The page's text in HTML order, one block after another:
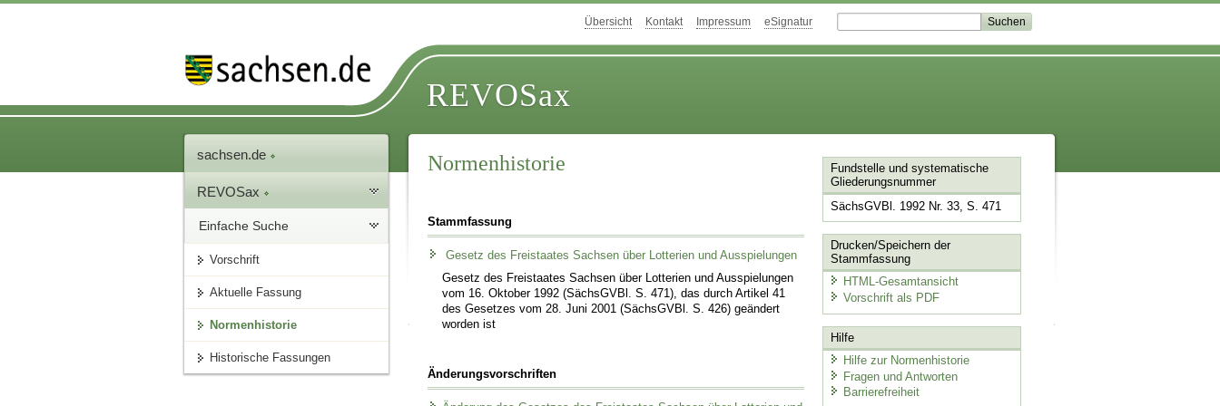
Übersicht Kontakt Impressum eSignatur
REVOSax
sachsen.de
REVOSax
Einfache Suche
Vorschrift
Aktuelle Fassung
Normenhistorie
Historische Fassungen
Normenhistorie
Stammfassung
Gesetz des Freistaates Sachsen über Lotterien und Ausspielungen
Gesetz des Freistaates Sachsen über Lotterien und Ausspielungen
vom 16. Oktober 1992 (SächsGVBl. S. 471), das durch Artikel 41
des Gesetzes vom 28. Juni 2001 (SächsGVBl. S. 426) geändert
worden ist
Änderungsvorschriften
Fundstelle und systematische
Gliederungsnummer
SächsGVBl. 1992 Nr. 33, S. 471
Drucken/Speichern der
Stammfassung
HTML-Gesamtansicht
Vorschrift als PDF
Hilfe
Hilfe zur Normenhistorie
Fragen und Antworten
Barrierefreiheit